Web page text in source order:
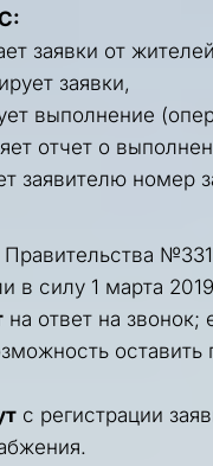
заявки от
заявки,
выполнение
отчет о
заявителю номер
№331
в силу 1 марта
на ответ на
с регистрации